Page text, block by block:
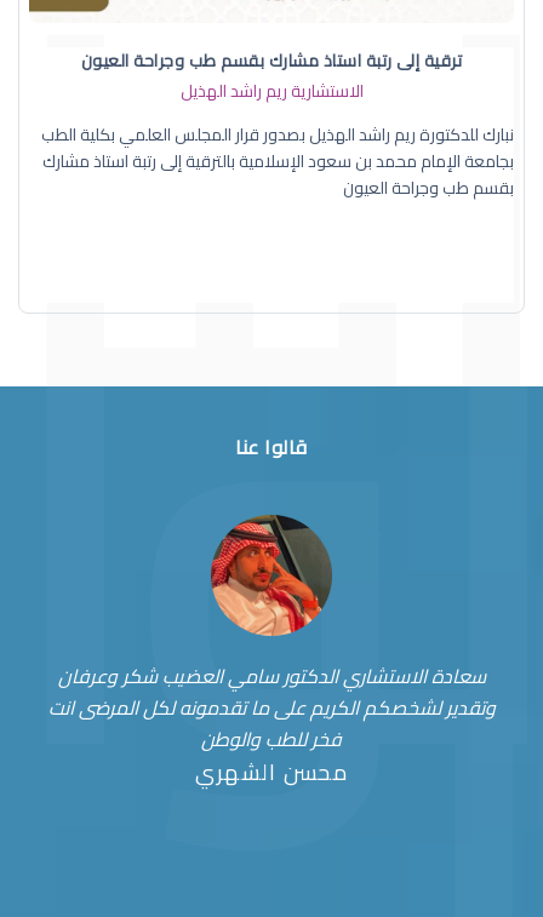
ترقية إلى رتبة استاذ مشارك بقسم طب وجراحة العيون
الاستشارية ريم راشد الهذيل
نبارك للدكتورة ريم راشد الهذيل بصدور قرار المجلس العلمي بكلية الطب
بجامعة الإمام محمد بن سعود الإسلامية بالترقية إلى رتبة استاذ مشارك
بقسم طب وجراحة العيون
قالوا عنا
سعادة الاستشاري الدكتور سامي العضيب شكر وعرفان
وتقدير لشخصكم الكريم على ما تقدمونه لكل المرضى انت
فخر للطب والوطن
محسن الشهري